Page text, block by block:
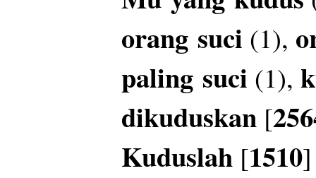
orang suci (1),
paling suci (1),
dikuduskan [
Kuduslah [1510